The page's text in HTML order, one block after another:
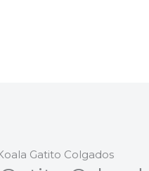
Gatito Colgados